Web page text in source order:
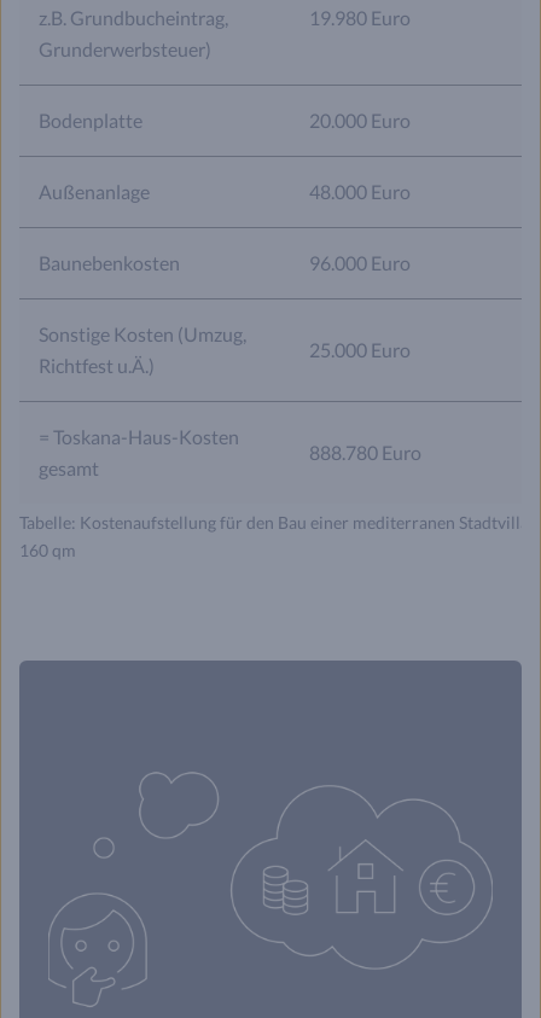
Tabelle: Kostenaufstellung für den Bau einer mediterranen Stadtvilla
160 qm
z.B. Grundbucheintrag,
Grunderwerbsteuer)
19.980 Euro
Bodenplatte 20.000 Euro
Außenanlage 48.000 Euro
Baunebenkosten 96.000 Euro
Sonstige Kosten (Umzug,
Richtfest u.Ä.)
25.000 Euro
= Toskana-Haus-Kosten
gesamt
888.780 Euro